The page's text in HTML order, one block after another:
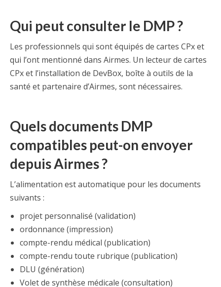
Qui peut consulter le DMP ?
Les professionnels qui sont équipés de cartes CPx et
qui l’ont mentionné dans Airmes. Un lecteur de cartes
CPx et l’installation de DevBox, boîte à outils de la
santé et partenaire d’Airmes, sont nécessaires.
Quels documents DMP
compatibles peut-on envoyer
depuis Airmes ?
L’alimentation est automatique pour les documents
suivants :
projet personnalisé (validation)
ordonnance (impression)
compte-rendu médical (publication)
compte-rendu toute rubrique (publication)
DLU (génération)
Volet de synthèse médicale (consultation)